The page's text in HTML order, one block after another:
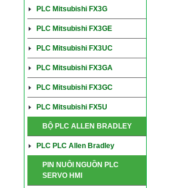
PLC Mitsubishi FX3G
PLC Mitsubishi FX3GE
PLC Mitsubishi FX3UC
PLC Mitsubishi FX3GA
PLC Mitsubishi FX3GC
PLC Mitsubishi FX5U
BỘ PLC ALLEN BRADLEY
PLC PLC Allen Bradley
PIN NUÔI NGUỒN PLC
SERVO HMI